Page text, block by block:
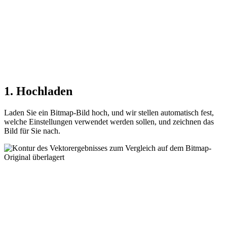
1. Hochladen
Laden Sie ein Bitmap-Bild hoch, und wir stellen automatisch fest,
welche Einstellungen verwendet werden sollen, und zeichnen das
Bild für Sie nach.